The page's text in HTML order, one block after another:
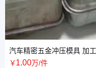
汽车精密五金冲压模具 加工
制 亿升模具 实体厂家
￥1.00万/件